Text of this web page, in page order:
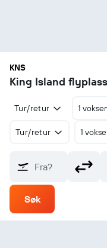
KNS
King Island
Tur/retur 1
Tur/retur 1
Fra?
Søk